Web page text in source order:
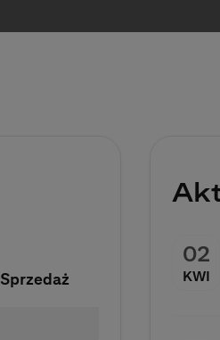
Sprzedaż
02
KWI